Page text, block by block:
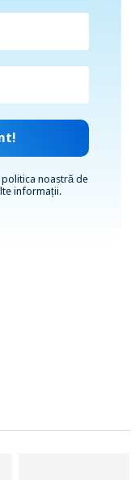
politica noastră de
informații.